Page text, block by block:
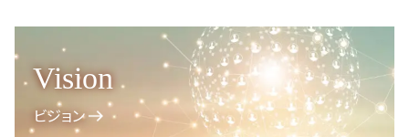
Vision
ビジョン